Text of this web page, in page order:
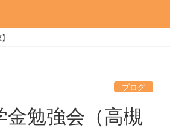
ブログ
勉強会（高槻